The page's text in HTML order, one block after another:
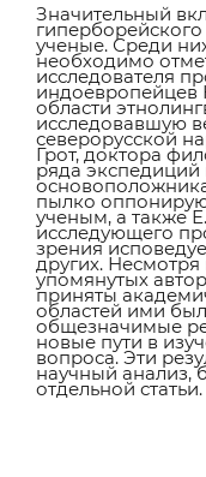
Значительный
ученые. Среди
необходимо
исследователя
индоевропейцев
области
исследовавшую
северорусской
Грот, доктора
ряда
пылко
ученым, а также
исследующего
зрения
других.
упомянутых
приняты
областей ими
общезначимые
новые пути в
вопроса. Эти
научный анализ,
отдельной статьи.